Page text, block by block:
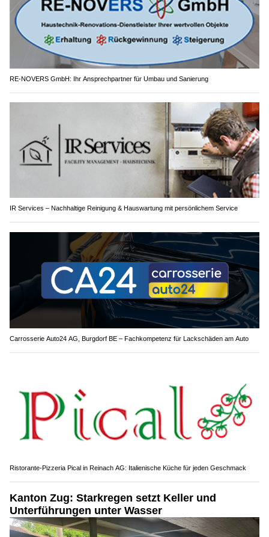
RE-NOVERS GmbH: Ihr Ansprechpartner für Umbau und Sanierung
IR Services – Nachhaltige Reinigung & Hauswartung mit persönlichem Service
Carrosserie Auto24 AG, Burgdorf BE – Fachkompetenz für Lackschäden am Auto
Ristorante-Pizzeria Pical in Reinach AG: Italienische Küche für jeden Geschmack
Kanton Zug: Starkregen setzt Keller und
Unterführungen unter Wasser